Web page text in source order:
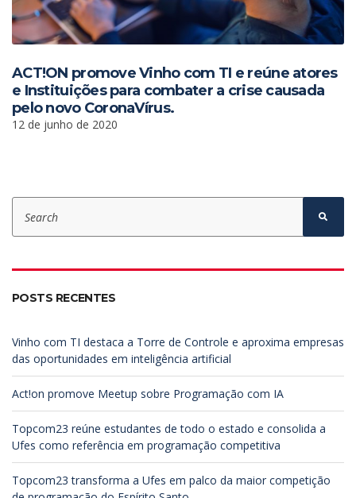
ACT!ON promove Vinho com TI e reúne atores
e Instituições para combater a crise causada
pelo novo CoronaVírus.
12 de junho de 2020
a
h
o
a
POSTS RECENTES
Vinho com TI destaca a Torre de Controle e aproxima empresas
das oportunidades em inteligência artificial
Act!on promove Meetup sobre Programação com IA
Topcom23 reúne estudantes de todo o estado e consolida a
Ufes como referência em programação competitiva
Topcom23 transforma a Ufes em palco da maior competição